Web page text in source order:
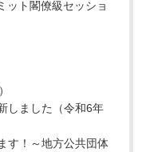
ット閣僚級セッショ
しました（令和6年
す！～地方公共団体